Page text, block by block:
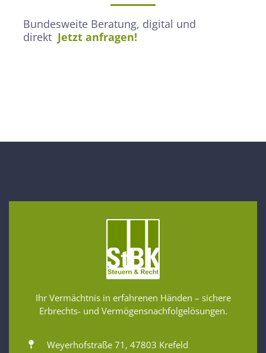
Bundesweite Beratung, digital und
direkt Jetzt anfragen!
Ihr Vermächtnis in erfahrenen Händen – sichere
Erbrechts- und Vermögensnachfolgelösungen.
Weyerhofstraße 71, 47803 Krefeld